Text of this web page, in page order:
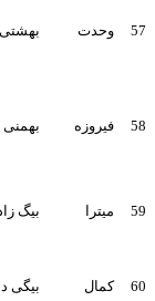
بهشتی 1438
بهمنی 3646
بیگ زاده 4189
بیگی ده آبادی 2676